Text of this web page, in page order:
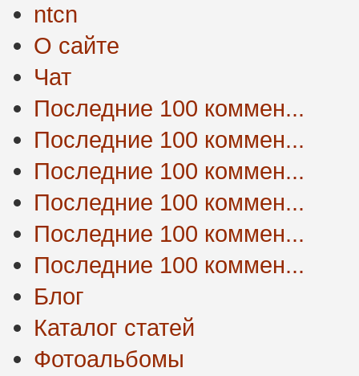
ntcn
О сайте
Чат
Последние 100 коммен...
Последние 100 коммен...
Последние 100 коммен...
Последние 100 коммен...
Последние 100 коммен...
Последние 100 коммен...
Блог
Каталог статей
Фотоальбомы